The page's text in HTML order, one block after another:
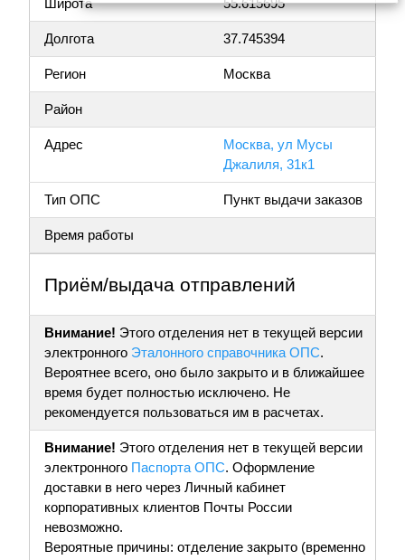
Широта 55.615695
Долгота 37.745394
Регион Москва
Район
Адрес
Москва, ул Мусы
Джалиля, 31к1
Тип ОПС Пункт выдачи заказов
Время работы
Приём/выдача отправлений
Внимание! Этого отделения нет в текущей версии
электронного Эталонного справочника ОПС.
Вероятнее всего, оно было закрыто и в ближайшее
время будет полностью исключено. Не
рекомендуется пользоваться им в расчетах.
Внимание! Этого отделения нет в текущей версии
электронного Паспорта ОПС. Оформление
доставки в него через Личный кабинет
корпоративных клиентов Почты России
невозможно.
Вероятные причины: отделение закрыто (временно